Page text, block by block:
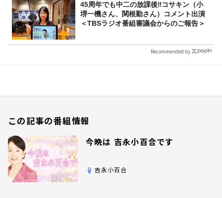
45周年でも中二の放課後‼コサキン（小
堺一機さん、関根勤さん）コメント出演
＜TBSラジオ番組審議会からのご報告＞
Recommended by
この記事の番組情報
今晩は 吉永小百合です
吉永小百合